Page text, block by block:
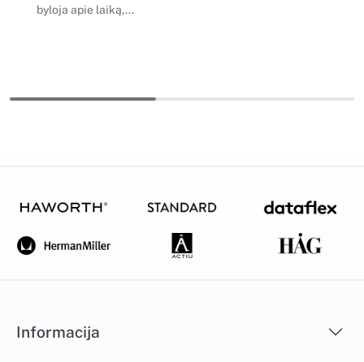
byloja apie laiką,...
Informacija